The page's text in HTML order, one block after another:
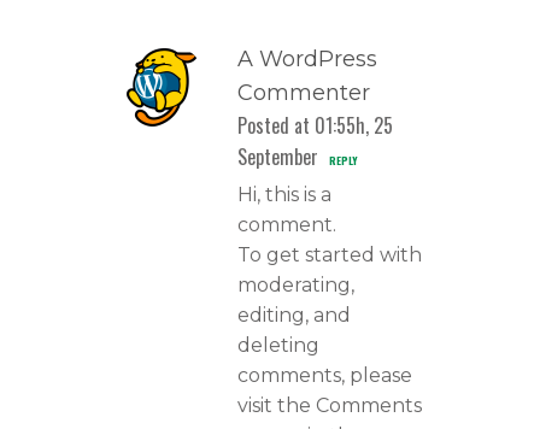
A WordPress
Commenter
Posted at 01:55h, 25
September
REPLY
Hi, this is a
comment.
To get started with
moderating,
editing, and
deleting
comments, please
visit the Comments